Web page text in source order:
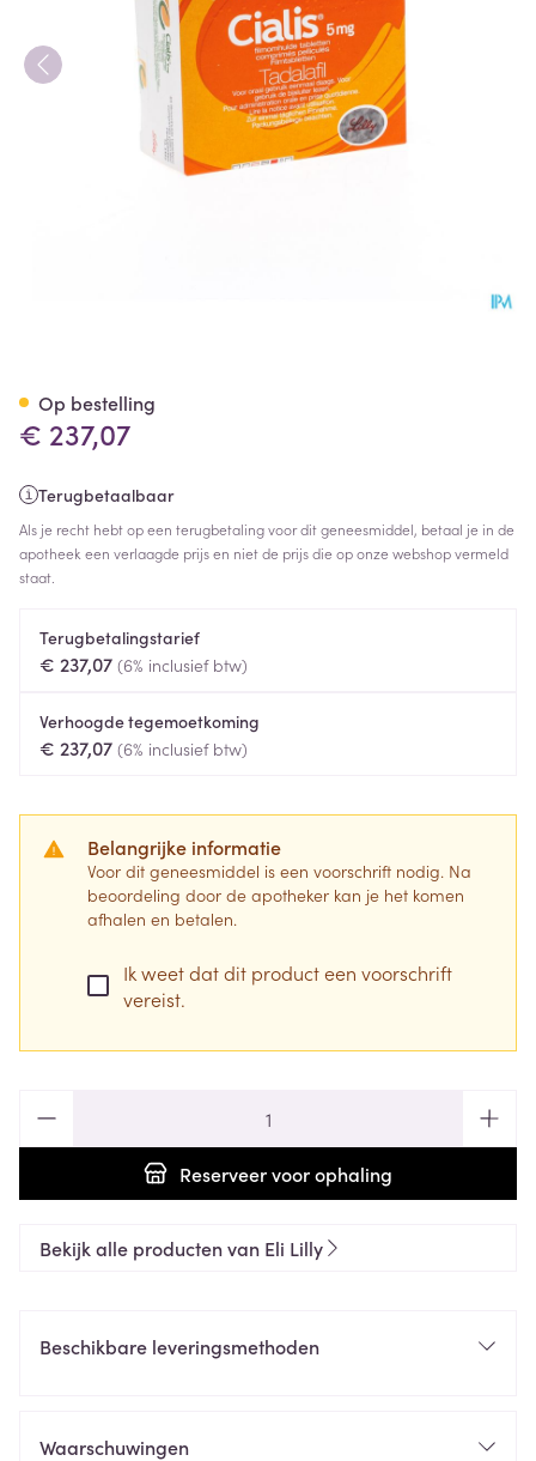
€ 237,07
Terugbetaalbaar
Als je recht hebt op een terugbetaling voor dit geneesmiddel, betaal je in de
apotheek een verlaagde prijs en niet de prijs die op onze webshop vermeld
staat.
Terugbetalingstarief
€ 237,07 (6% inclusief btw)
Verhoogde tegemoetkoming
€ 237,07 (6% inclusief btw)
Belangrijke informatie
Voor dit geneesmiddel is een voorschrift nodig. Na
beoordeling door de apotheker kan je het komen
afhalen en betalen.
Ik weet dat dit product een voorschrift
vereist.
Reserveervoor ophaling
Op bestelling
Bekijk alle producten van Eli Lilly
Beschikbare leveringsmethoden
Waarschuwingen